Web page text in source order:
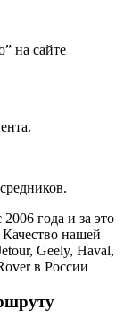
на сайте
года и за это
нашей
Geely, Haval,
в России